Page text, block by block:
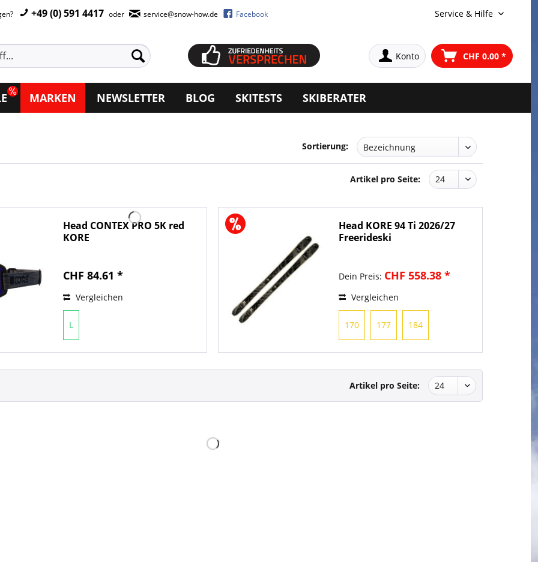
+49 (0) 591 4417 oder service@snow-how.de Facebook Service & Hilfe
Konto CHF 0.00 *
MARKEN NEWSLETTER BLOG SKITESTS SKIBERATER
Sortierung:
Artikel pro Seite:
Head CONTEX PRO 5K red
KORE
CHF 84.61 *
Vergleichen
L
Head KORE 94 Ti 2026/27
Freerideski
Dein Preis: CHF 558.38 *
Vergleichen
170 177 184
Artikel pro Seite: